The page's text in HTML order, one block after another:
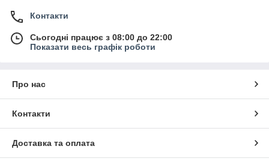
Контакти
Сьогодні працює з 08:00 до 22:00
Показати весь графік роботи
Про нас
Контакти
Доставка та оплата